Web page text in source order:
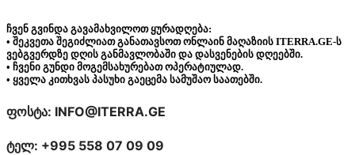
ჩვენ გვინდა გავამახვილოთ ყურადღება:
• შეკვეთა შეგიძლიათ განათავსოთ ონლაინ მაღაზიის ITERRA.GE-ს
ვებგვერდზე დღის განმავლობაში და დასვენების დღეებში.
• ჩვენი გუნდი მოგემსახურებათ ოპერატიულად.
• ყველა კითხვას პასუხი გაეცემა სამუშაო საათებში.
ფოსტა: INFO@ITERRA.GE
ტელ: +995 558 07 09 09